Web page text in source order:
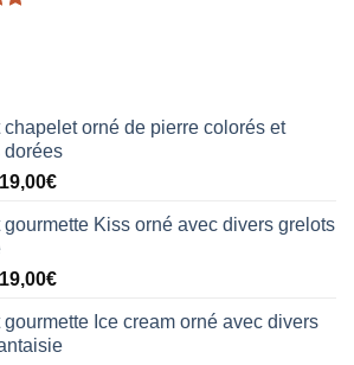
chapelet orné de pierre colorés et
dorées
Le
:
38,00€.
19,00€Le
actuel
19,00€.
gourmette Kiss orné avec divers grelots
Le
:
19,00€Le
actuel
est :
gourmette Ice cream orné avec divers